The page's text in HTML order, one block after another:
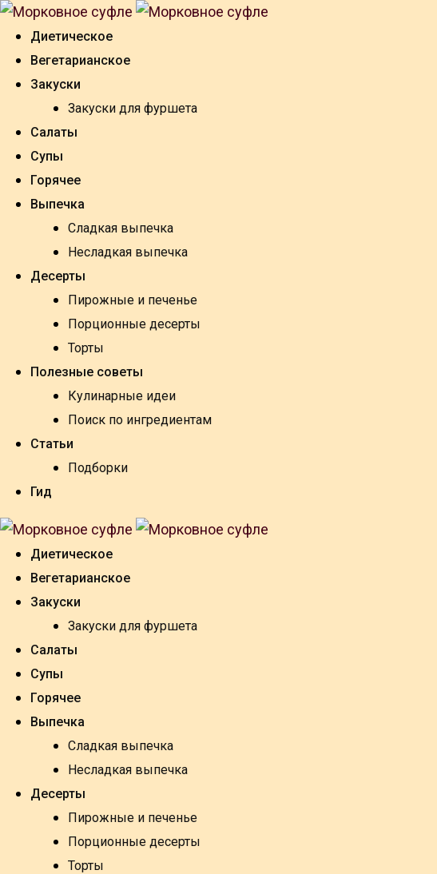
Skip
content
Диетическое
Вегетарианское
Закуски
Закуски для фуршета
Салаты
Супы
Горячее
Выпечка
Сладкая выпечка
Несладкая выпечка
Десерты
Пирожные и печенье
Порционные десерты
Торты
Полезные советы
Кулинарные идеи
Поиск по ингредиентам
Статьи
Подборки
Гид
Диетическое
Вегетарианское
Закуски
Закуски для фуршета
Салаты
Супы
Горячее
Выпечка
Сладкая выпечка
Несладкая выпечка
Десерты
Пирожные и печенье
Порционные десерты
Торты